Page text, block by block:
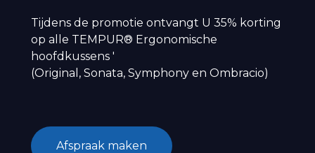
Tijdens de promotie ontvangt U 35% korting
op alle TEMPUR® Ergonomische
hoofdkussens '
(Original, Sonata, Symphony en Ombracio)
Afspraak maken